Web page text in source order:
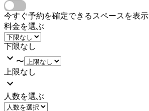
今すぐ予約を確定できるスペースを表示
料金を選ぶ
下限なし
〜
上限なし
人数を選ぶ